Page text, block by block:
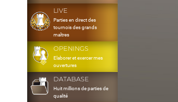
LIVE
Parties en direct des
tournois des grands
maîtres
OPENINGS
Elaborer et exercer mes
ouvertures
DATABASE
Huit millions de parties de
qualité